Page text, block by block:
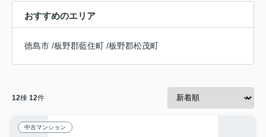
おすすめのエリア
徳島市 /板野郡藍住町 /板野郡松茂町
12棟 12件
中古マンション